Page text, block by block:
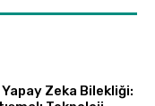
Zeka Bilekliği: